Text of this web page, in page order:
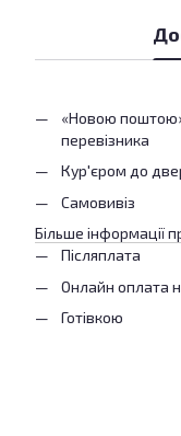
«Новою поштою»
перевізника
Кур'єром до
Самовивіз
Більше інформації
Післяплата
Онлайн оплата
Готівкою